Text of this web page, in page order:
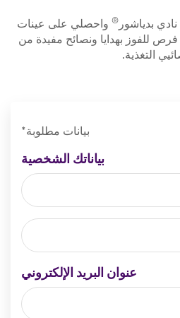
® واحصلي على عينات
بهدايا ونصائح مفيدة من
بيانات مطلوبة*
بياناتك الشخصية
عنوان البريد الإلكتروني